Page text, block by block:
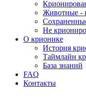
Животные -
Не
О крионике
История
Таймлайн
База знаний
FAQ
Контакты